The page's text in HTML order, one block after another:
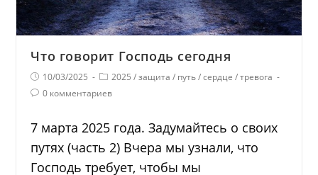
Что говорит Господь сегодня
10/03/2025 2025 / защита / путь / сердце / тревога
0 комментариев
7 марта 2025 года. Задумайтесь о своих
путях (часть 2) Вчера мы узнали, что
Господь требует, чтобы мы